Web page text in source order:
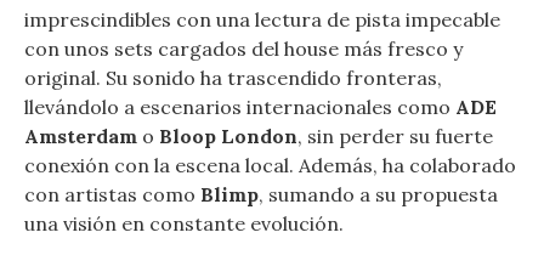
imprescindibles con una lectura de pista impecable
con unos sets cargados del house más fresco y
original. Su sonido ha trascendido fronteras,
llevándolo a escenarios internacionales como ADE
Amsterdam o Bloop London, sin perder su fuerte
conexión con la escena local. Además, ha colaborado
con artistas como Blimp, sumando a su propuesta
una visión en constante evolución.